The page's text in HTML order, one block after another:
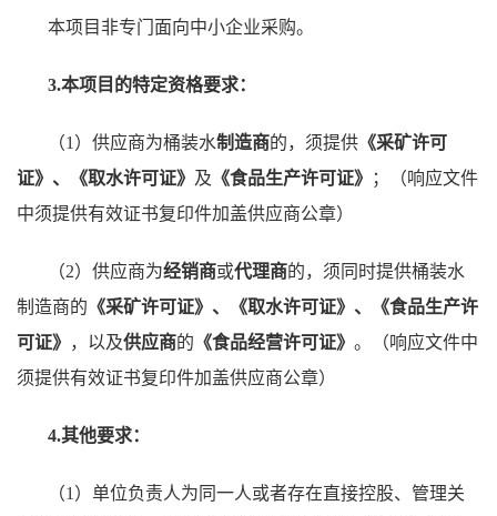
本项目非专门面向中小企业采购。
3.本项目的特定资格要求：
（1）供应商为桶装水制造商的，须提供 《采矿许可
证》、《取水许可证》 及 《食品生产许可证》
；（响应文件
中须提供有效证书复印件加盖供应商公章）
（2）供应商为经销商或代理商的，须同时提供桶装水
制造商的 《采矿许可证》、《取水许可证》、《食品生产许
可证》 ，以及供应商的 《食品经营许可证》 。（响应文件中
须提供有效证书复印件加盖供应商公章）
4.其他要求：
（1）单位负责人为同一人或者存在直接控股、管理关